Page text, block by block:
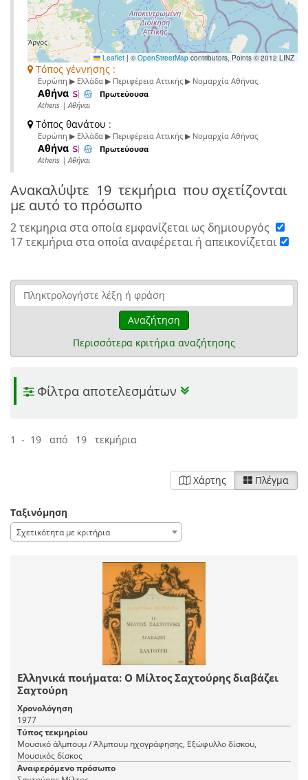
Leaflet | ©OpenStreetMap contributors, Points © 2012 LINZ
Τόπος γέννησης :
Ευρώπη ▶ Ελλάδα ▶ Περιφέρεια Αττικής ▶ Νομαρχία Αθήνας
Αθήνα Πρωτεύουσα
Athens | Αθήναι
Τόπος θανάτου :
Ευρώπη ▶ Ελλάδα ▶ Περιφέρεια Αττικής ▶ Νομαρχία Αθήνας
Αθήνα Πρωτεύουσα
Athens | Αθήναι
Ανακαλύψτε 19 τεκμήρια που σχετίζονται
με αυτό το πρόσωπο
2 τεκμηρια στα οποία εμφανίζεται ως δημιουργός
17 τεκμήρια στα οποία αναφέρεται ή απεικονίζεται
Αναζήτηση
Περισσότερα κριτήρια αναζήτησης
Φίλτρα αποτελεσμάτων
1 - 19 από 19 τεκμήρια
Χάρτης Πλέγμα
Ταξινόμηση
Σχετικότητα με κριτήρια
Ελληνικά ποιήματα: Ο Μίλτος Σαχτούρης διαβάζει
Σαχτούρη
Χρονολόγηση
1977
Τύπος τεκμηρίου
Μουσικό άλμπουμ / Άλμπουμ ηχογράφησης, Εξώφυλλο δίσκου,
Μουσικός δίσκος
Αναφερόμενο πρόσωπο